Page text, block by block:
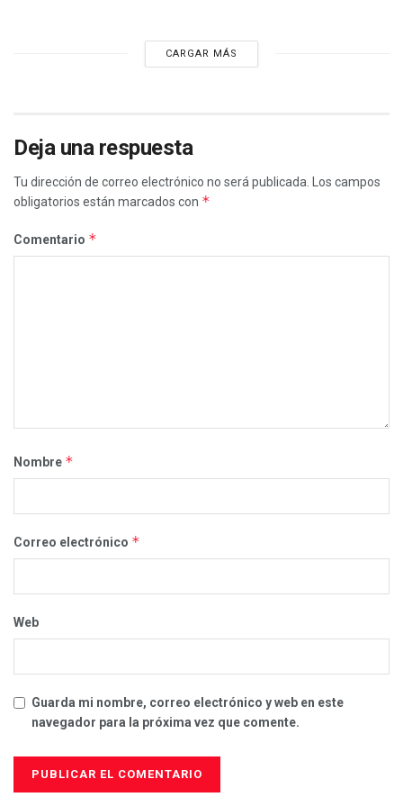
CARGAR MÁS
Deja una respuesta
Tu dirección de correo electrónico no será publicada.
Los campos
obligatorios están marcados con *
Comentario *
Nombre *
Correo electrónico *
Web
Guarda mi nombre, correo electrónico y web en este
navegador para la próxima vez que comente.